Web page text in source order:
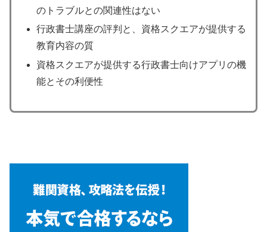
のトラブルとの関連性はない
行政書士講座の評判と、資格スクエアが提供する
教育内容の質
資格スクエアが提供する行政書士向けアプリの機
能とその利便性